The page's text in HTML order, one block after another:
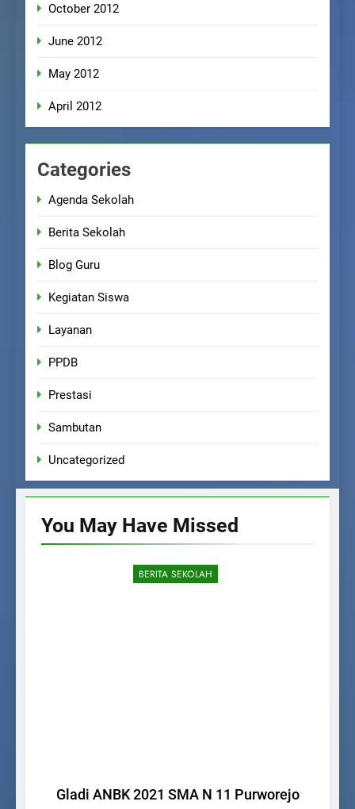
October 2012
June 2012
May 2012
April 2012
Categories
Agenda Sekolah
Berita Sekolah
Blog Guru
Kegiatan Siswa
Layanan
PPDB
Prestasi
Sambutan
Uncategorized
You May Have Missed
BERITA SEKOLAH
Gladi ANBK 2021 SMA N 11 Purworejo